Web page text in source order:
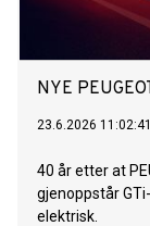
NYE
23.6.2026
40 år etter at
gjenoppstår
elektrisk.